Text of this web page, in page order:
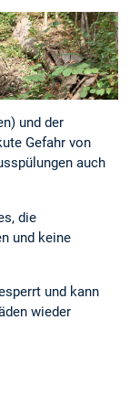
und der
Gefahr von
auch
die
und keine
und kann
wieder